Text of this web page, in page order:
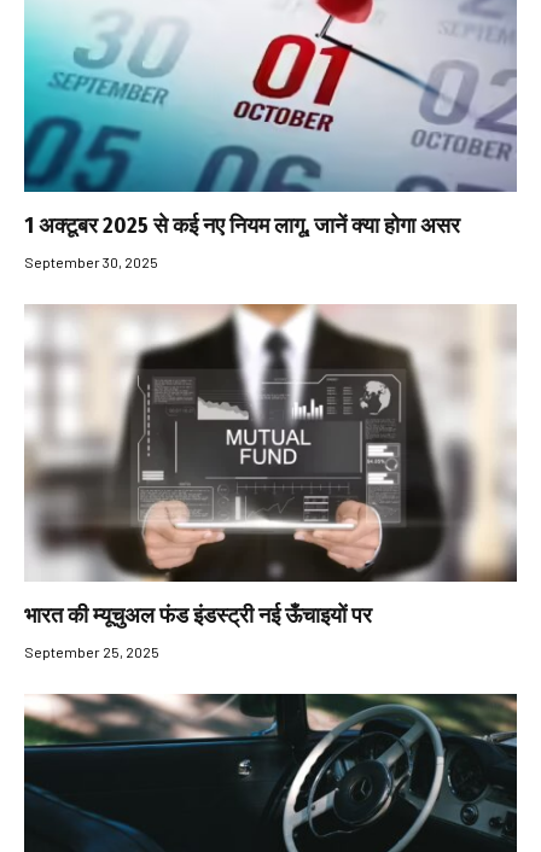
1 अक्टूबर 2025 से कई नए नियम लागू, जानें क्या होगा असर
September 30, 2025
भारत की म्यूचुअल फंड इंडस्ट्री नई ऊँचाइयों पर
September 25, 2025